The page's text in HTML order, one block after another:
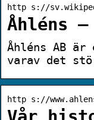
http s://
Åhléns
Åhléns AB
varav det
http s://